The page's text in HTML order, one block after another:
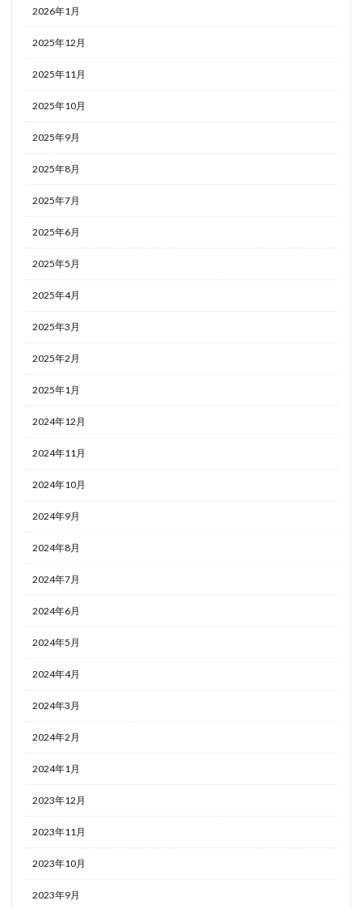
2026年1月
2025年12月
2025年11月
2025年10月
2025年9月
2025年8月
2025年7月
2025年6月
2025年5月
2025年4月
2025年3月
2025年2月
2025年1月
2024年12月
2024年11月
2024年10月
2024年9月
2024年8月
2024年7月
2024年6月
2024年5月
2024年4月
2024年3月
2024年2月
2024年1月
2023年12月
2023年11月
2023年10月
2023年9月